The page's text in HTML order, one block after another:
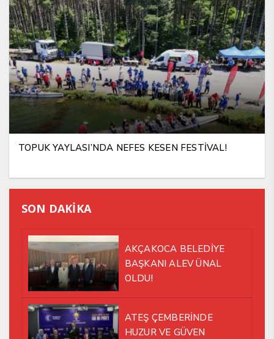
TOPUK YAYLASI’NDA NEFES KESEN FESTİVAL!
SON DAKİKA
AKÇAKOCA BELEDİYE
BAŞKANI ALEV ÜNAL
OLDU!
ATEŞ ÇEMBERİNDE
HUZUR VE GÜVEN